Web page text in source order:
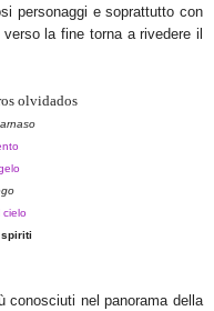
personaggi e soprattutto con
la fine torna a rivedere il
olvidados
cielo
conosciuti nel panorama della